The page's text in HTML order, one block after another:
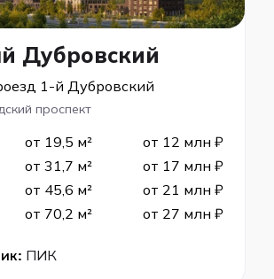
Дубровский
1-й Дубровский
проспект
от 19,5 м²
от 12 млн ₽
от 31,7 м²
от 17 млн ₽
от 45,6 м²
от 21 млн ₽
от 70,2 м² от 27 млн ₽
ПИК